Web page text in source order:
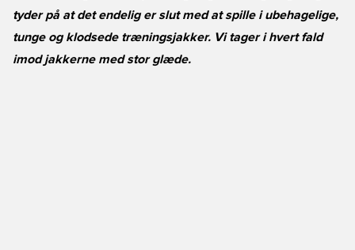
tyder på at det endelig er slut med at spille i ubehagelige,
tunge og klodsede træningsjakker. Vi tager i hvert fald
imod jakkerne med stor glæde.